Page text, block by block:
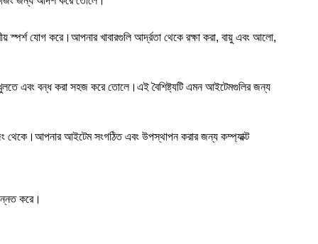
স্পর্শ যোগ করে।আপনার খাবারগুলি আর্দ্রতা থেকে রক্ষা করা, বায়ু এবং আলো,
এবং বন্ধ করা সহজ করে তোলে।এই বৈশিষ্ট্যটি এমন আইটেমগুলির জন্য
থেকে।আপনার আইটেম সংগঠিত এবং উপস্থাপন করার জন্য কম্প্যাক্ট
করে।